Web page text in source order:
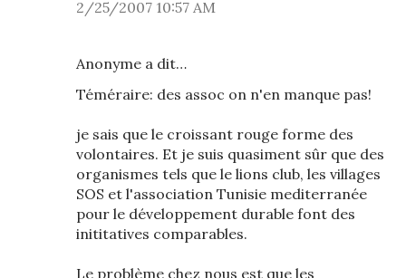
2/25/2007 10:57 AM
Anonyme a dit…
Téméraire: des assoc on n'en manque pas!
je sais que le croissant rouge forme des
volontaires. Et je suis quasiment sûr que des
organismes tels que le lions club, les villages
SOS et l'association Tunisie mediterranée
pour le développement durable font des
inititatives comparables.
Le problème chez nous est que les